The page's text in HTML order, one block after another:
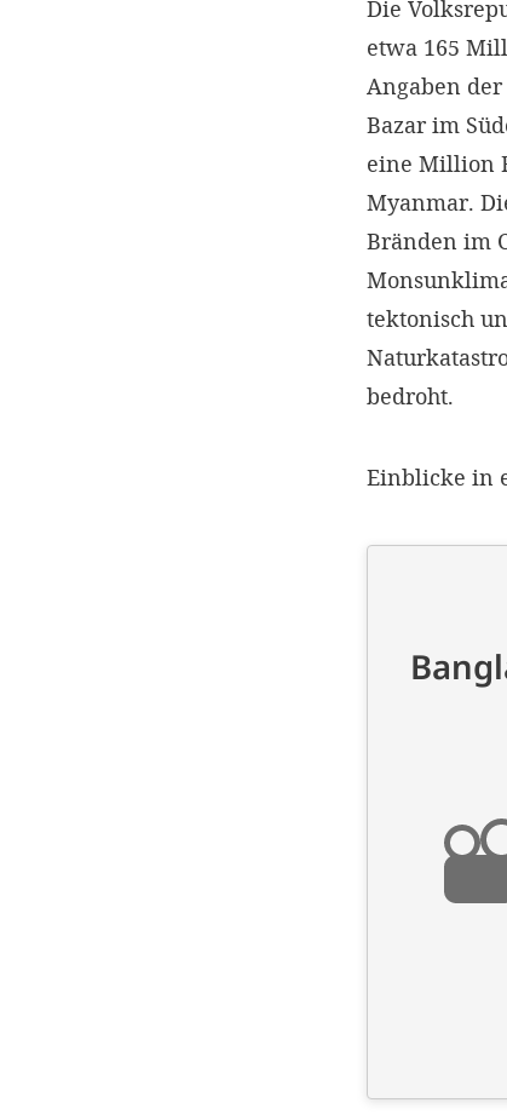
Die
etwa 165
Angaben
Bazar im
eine Million
Myanmar.
Bränden im
tektonisch
bedroht.
Einblicke in